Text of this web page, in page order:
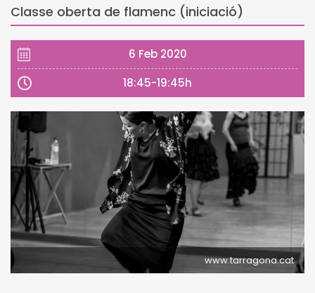
Classe oberta de flamenc (iniciació)
6 Feb 2020
18:45-19:45h
www.tarragona.cat